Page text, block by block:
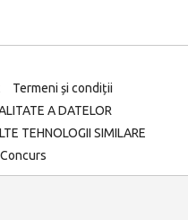
Termeni și condiții
A DATELOR
TEHNOLOGII SIMILARE
Concurs